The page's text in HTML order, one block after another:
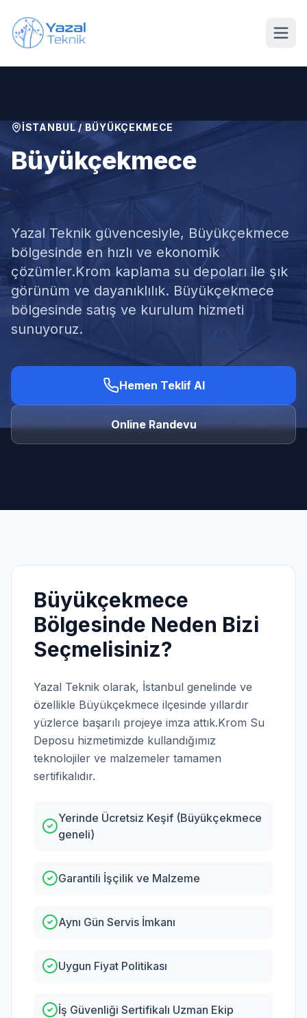
Ücretsiz Keşif Al
İSTANBUL/ BÜYÜKÇEKMECE
Büyükçekmece
Krom Su Deposu
Yazal Teknik güvencesiyle, Büyükçekmece
bölgesinde en hızlı ve ekonomik
çözümler.Krom kaplama su depoları ile şık
görünüm ve dayanıklılık. Büyükçekmece
bölgesinde satış ve kurulum hizmeti
sunuyoruz.
Hemen Teklif Al
Online Randevu
Büyükçekmece
Bölgesinde Neden Bizi
Seçmelisiniz?
Yazal Teknik olarak, İstanbul genelinde ve
özellikle Büyükçekmece ilçesinde yıllardır
yüzlerce başarılı projeye imza attık.Krom Su
Deposu hizmetimizde kullandığımız
teknolojiler ve malzemeler tamamen
sertifikalıdır.
Yerinde Ücretsiz Keşif (Büyükçekmece
geneli)
Garantili İşçilik ve Malzeme
Aynı Gün Servis İmkanı
Uygun Fiyat Politikası
İş Güvenliği Sertifikalı Uzman Ekip